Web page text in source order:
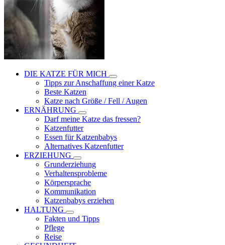
DIE KATZE FÜR MICH
Tipps zur Anschaffung einer Katze
Beste Katzen
Katze nach Größe / Fell / Augen
ERNÄHRUNG
Darf meine Katze das fressen?
Katzenfutter
Essen für Katzenbabys
Alternatives Katzenfutter
ERZIEHUNG
Grunderziehung
Verhaltensprobleme
Körpersprache
Kommunikation
Katzenbabys erziehen
HALTUNG
Fakten und Tipps
Pflege
Reise